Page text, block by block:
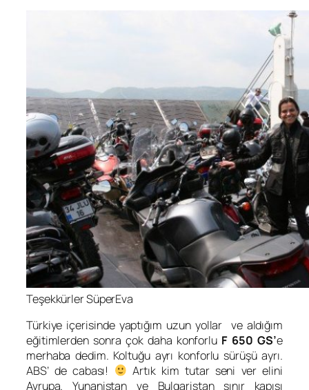
Teşekkürler SüperEva
Türkiye içerisinde yaptığım uzun yollar ve aldığım
eğitimlerden sonra çok daha konforlu F 650 GS’e
merhaba dedim. Koltuğu ayrı konforlu sürüşü ayrı.
ABS’ de cabası!
Artık kim tutar seni ver elini
Avrupa. Yunanistan ve Bulgaristan sınır kapısı